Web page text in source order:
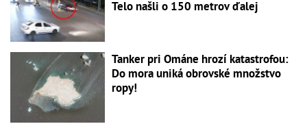
Telo našli o 150 metrov ďalej
Tanker pri Ománe hrozí katastrofou:
Do mora uniká obrovské množstvo
ropy!